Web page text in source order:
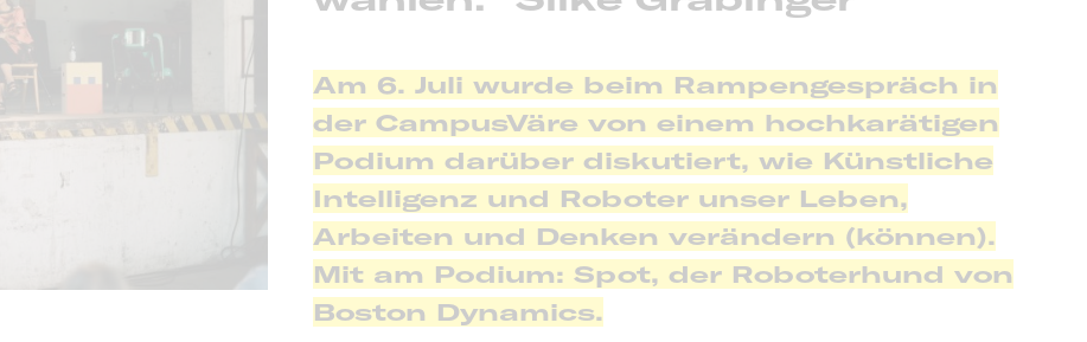
Am 6. Juli wurde beim Rampengespräch in
der CampusVäre von einem hochkarätigen
Podium darüber diskutiert, wie Künstliche
Intelligenz und Roboter unser Leben,
Arbeiten und Denken verändern (können).
Mit am Podium: Spot, der Roboterhund von
Boston Dynamics.